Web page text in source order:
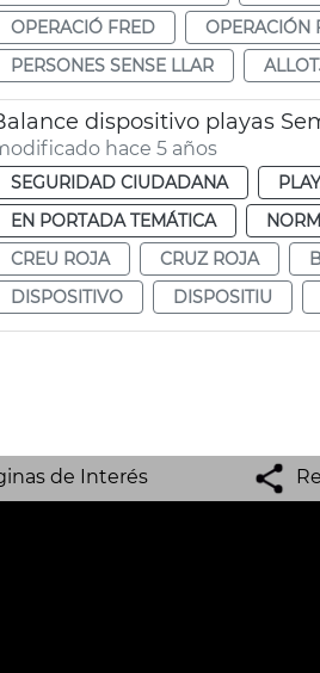
OPERACIÓ FRED
OPERACIÓN
PERSONES SENSE LLAR
dispositivo playas
hace 5 años
SEGURIDAD CIUDADANA
EN PORTADA TEMÁTICA
CREU ROJA
CRUZ ROJA
DISPOSITIVO
DISPOSITIU
de Interés